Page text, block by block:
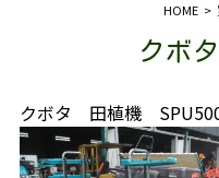
HOME
クボ
クボタ 田植機